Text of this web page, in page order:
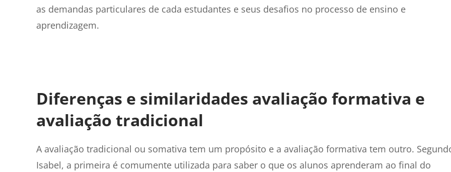
as demandas particulares de cada estudantes e seus desafios no processo de ensino e
aprendizagem.
Diferenças e similaridades avaliação formativa e
avaliação tradicional
A avaliação tradicional ou somativa tem um propósito e a avaliação formativa tem outro.
Isabel, a primeira é comumente utilizada para saber o que os alunos aprenderam ao final do